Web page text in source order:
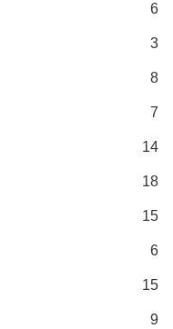
6
3
8
7
14
18
15
6
15
9